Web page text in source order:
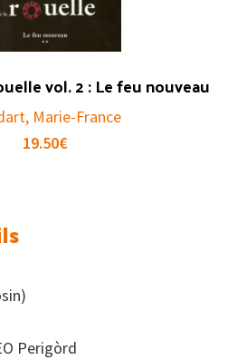
vol. 2 : Le feu nouveau
Marie-France
19.50€
Perigòrd